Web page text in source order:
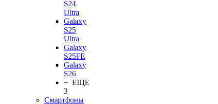
S24
Ultra
Galaxy
S25
Ultra
Galaxy
S25FE
Galaxy
S26
+ ЕЩЕ
3
Смартфоны